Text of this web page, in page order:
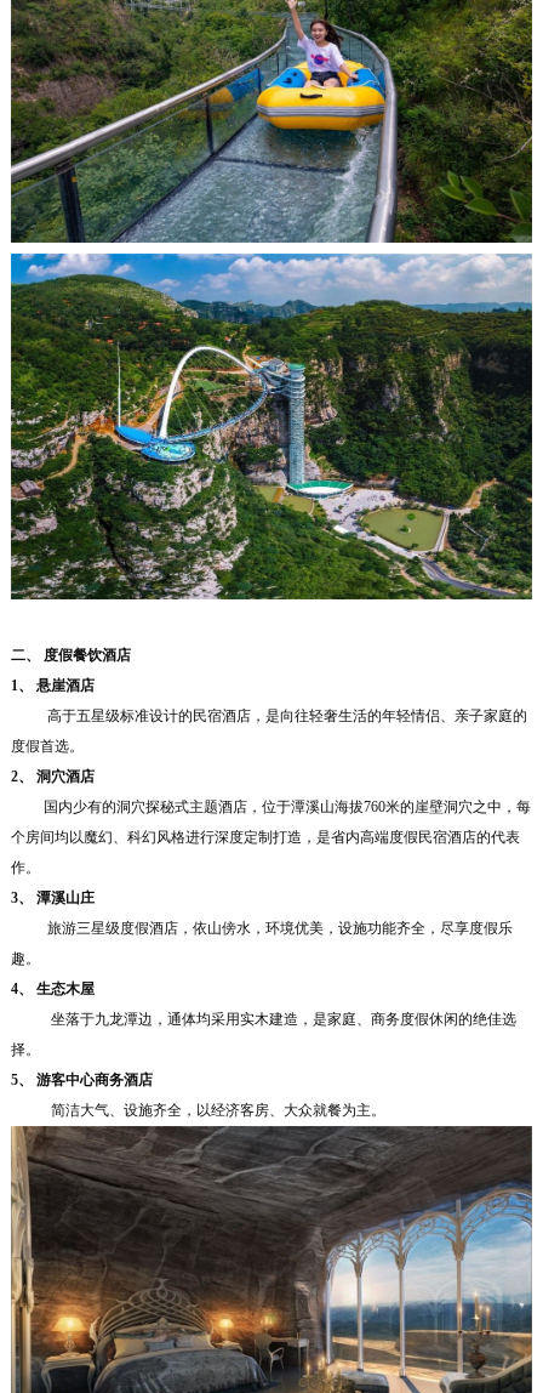
二、
度假餐饮酒店
1、
悬崖酒店
高于五星级标准设计的民宿酒店，是向往轻奢生活的年轻情侣、亲子家庭的
度假首选。
2、
洞穴酒店
国内少有的洞穴探秘式主题酒店，位于潭溪山海拔760米的崖壁洞穴之中，每
个房间均以魔幻、科幻风格进行深度定制打造，是省内高端度假民宿酒店的代表
作。
3、
潭溪山庄
旅游三星级度假酒店，依山傍水，环境优美，设施功能齐全，尽享度假乐
趣。
4、
生态木屋
坐落于九龙潭边，通体均采用实木建造，是家庭、商务度假休闲的绝佳选
择。
5、
游客中心商务酒店
简洁大气、设施齐全，以经济客房、大众就餐为主。